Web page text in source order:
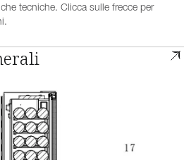
tecniche. Clicca sulle frecce per